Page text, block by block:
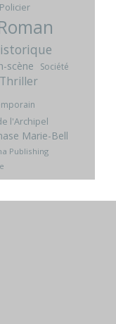
Policier
scène
Société
Thriller
l'Archipel
Marie-Bell
Publishing